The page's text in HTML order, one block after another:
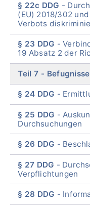
§ 22c DDG
(EU) 2018/302
Verbots
§ 23 DDG
19 Absatz 2 der
Teil 7
§ 24 DDG
§ 25 DDG
Durchsuchungen
§ 26 DDG
§ 27 DDG
Verpflichtungen
§ 28 DDG